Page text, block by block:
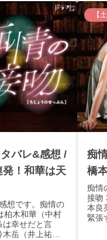
バレ&感想 /
！和華は天
想です。痴情の
柏木和華（中村
は幸せだと言
木岳（井上祐
【
痴
橋
痴情
接吻
本良
緊張